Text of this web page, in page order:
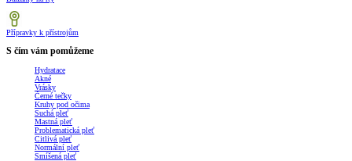
Přípravky k přístrojům
S čím vám pomůžeme
Hydratace
Akné
Vrásky
Černé tečky
Kruhy pod očima
Suchá pleť
Mastná pleť
Problematická pleť
Citlivá pleť
Normální pleť
Smíšená pleť